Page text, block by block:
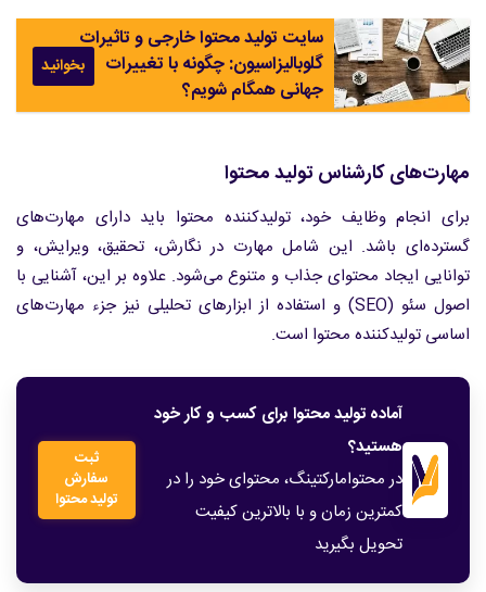
سایت تولید محتوا خارجی و تاثیرات
گلوبالیزاسیون: چگونه با تغییرات
جهانی همگام شویم؟
بخوانید
مهارت‌های کارشناس تولید محتوا
برای انجام وظایف خود، تولیدکننده محتوا باید دارای مهارت‌های
گسترده‌ای باشد. این شامل مهارت در نگارش، تحقیق، ویرایش، و
توانایی ایجاد محتوای جذاب و متنوع می‌شود. علاوه بر این، آشنایی با
اصول سئو (SEO) و استفاده از ابزارهای تحلیلی نیز جزء مهارت‌های
اساسی تولیدکننده محتوا است.
آماده تولید محتوا برای کسب و کار خود
هستید؟
در محتوامارکتینگ، محتوای خود را در
کمترین زمان و با بالاترین کیفیت
تحویل بگیرید
ثبت
سفارش
تولید محتوا